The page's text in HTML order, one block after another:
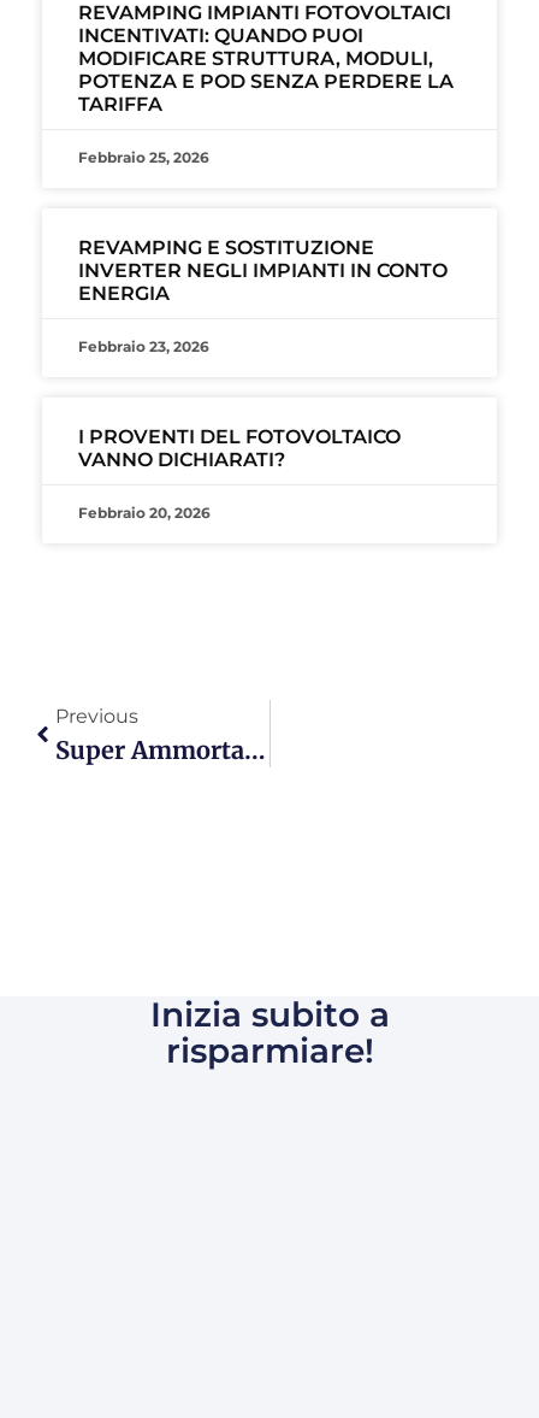
REVAMPING IMPIANTI FOTOVOLTAICI
INCENTIVATI: QUANDO PUOI
MODIFICARE STRUTTURA, MODULI,
POTENZA E POD SENZA PERDERE LA
TARIFFA
Febbraio 25, 2026
REVAMPING E SOSTITUZIONE
INVERTER NEGLI IMPIANTI IN CONTO
ENERGIA
Febbraio 23, 2026
I PROVENTI DEL FOTOVOLTAICO
VANNO DICHIARATI?
Febbraio 20, 2026
Previous
Super Ammortamento 2026: Incentivi Per Imprese E Fotovoltaico
Inizia subito a
risparmiare!